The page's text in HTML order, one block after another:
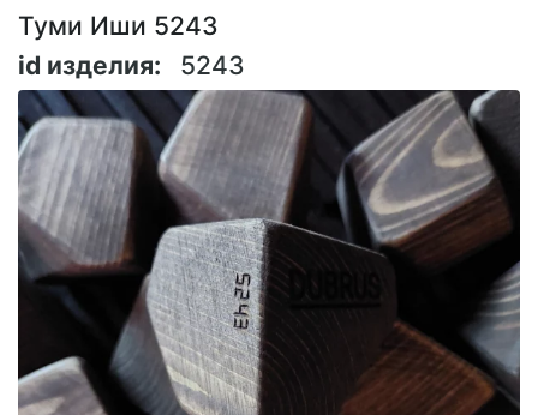
Туми Иши 5243
id изделия:
5243